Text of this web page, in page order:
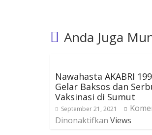
Anda Juga
Nawahasta AKABRI
Gelar Baksos dan
Vaksinasi di Sumut
September 21, 2021
Dinonaktifkan Views